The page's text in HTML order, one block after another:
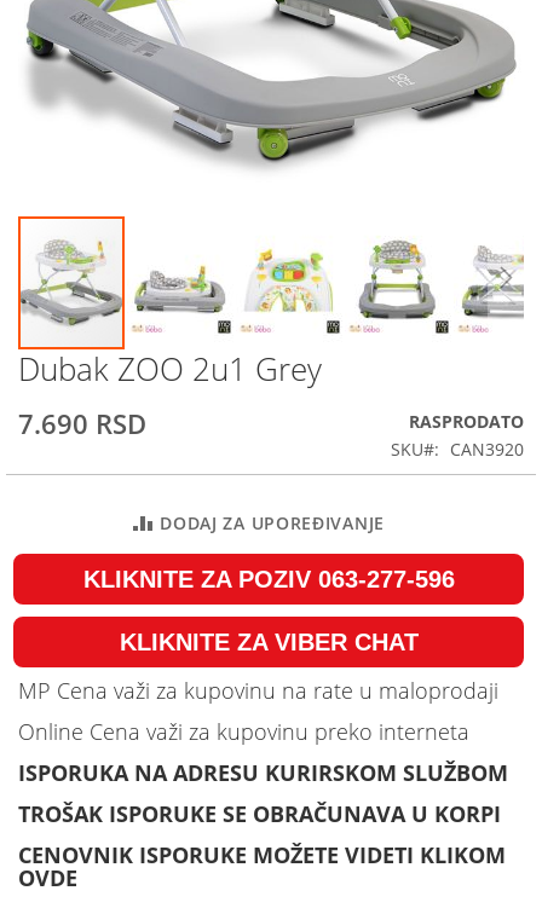
Skip
to
the
beginning
the
Dubak ZOO 2u1 Grey
7.690 RSD
RASPRODATO
SKU
CAN3920
DODAJ ZA UPOREĐIVANJE
KLIKNITE ZA POZIV 063-277-596
KLIKNITE ZA VIBER CHAT
MP Cena važi za kupovinu na rate u maloprodaji
Online Cena važi za kupovinu preko interneta
ISPORUKA NA ADRESU KURIRSKOM SLUŽBOM
TROŠAK ISPORUKE SE OBRAČUNAVA U KORPI
CENOVNIK ISPORUKE MOŽETE VIDETI KLIKOM
OVDE